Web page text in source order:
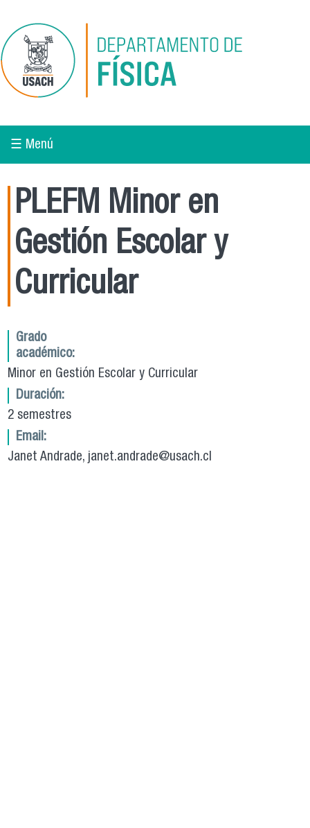
☰ Menú
PLEFM Minor en
Gestión Escolar y
Curricular
Grado
académico:
Minor en Gestión Escolar y Curricular
Duración:
2 semestres
Email:
Janet Andrade, janet.andrade@usach.cl